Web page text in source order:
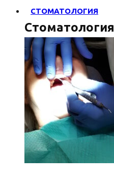
СТОМАТОЛОГИЯ
Стоматология